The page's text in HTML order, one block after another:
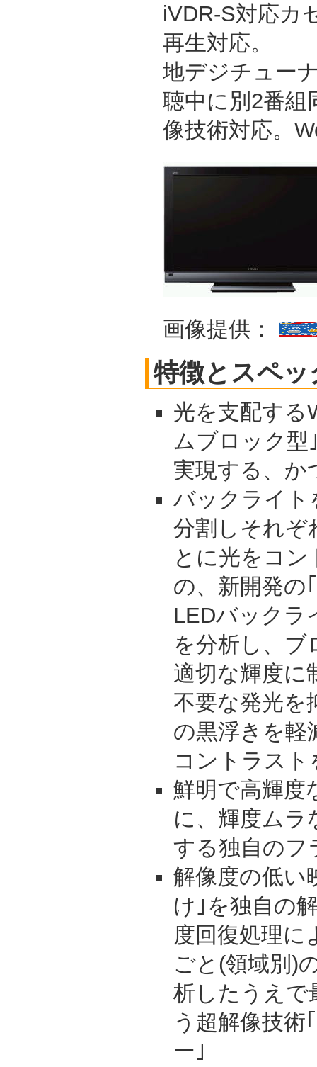
iVDR-S対応カ
再生対応。
地デジチュー
聴中に別2番組
像技術対応。
画像提供：
特徴とスペッ
光を支配する
ムブロック型
実現する、か
バックライト
分割しそれぞ
とに光をコ
の、新開発の
LEDバックラ
を分析し、ブ
適切な輝度に
不要な発光を
の黒浮きを軽
コントラスト
鮮明で高輝度
に、輝度ムラ
する独自のフ
解像度の低い
け｣を独自の
度回復処理に
ごと(領域別)
析したうえで
う超解像技術
ー｣